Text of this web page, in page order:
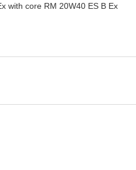
with core RM 20W40 ES B Ex